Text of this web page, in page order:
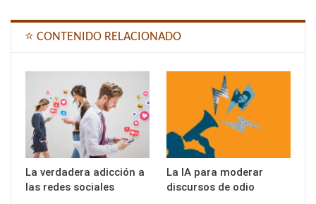
⭐ CONTENIDO RELACIONADO
La verdadera adicción a
las redes sociales
La IA para moderar
discursos de odio